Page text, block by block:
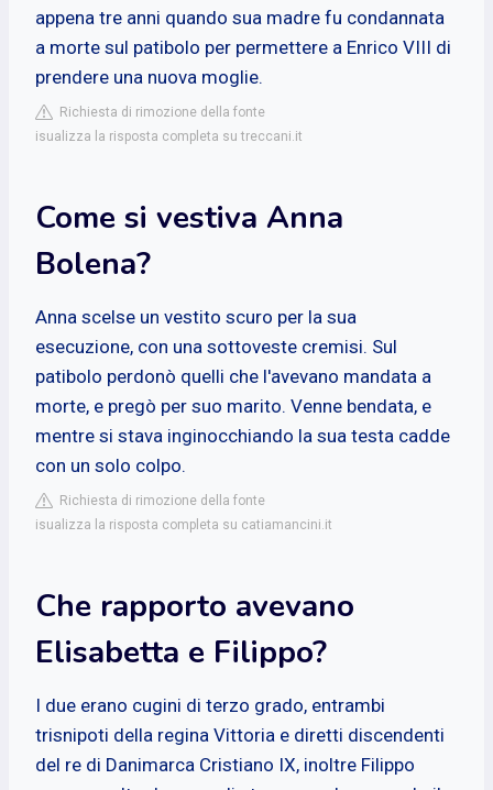
appena tre anni quando sua madre fu condannata
a morte sul patibolo per permettere a Enrico VIII di
prendere una nuova moglie.
Richiesta di rimozione della fonte
isualizza la risposta completa su treccani.it
Come si vestiva Anna
Bolena?
Anna scelse un vestito scuro per la sua
esecuzione, con una sottoveste cremisi. Sul
patibolo perdonò quelli che l'avevano mandata a
morte, e pregò per suo marito. Venne bendata, e
mentre si stava inginocchiando la sua testa cadde
con un solo colpo.
Richiesta di rimozione della fonte
isualizza la risposta completa su catiamancini.it
Che rapporto avevano
Elisabetta e Filippo?
I due erano cugini di terzo grado, entrambi
trisnipoti della regina Vittoria e diretti discendenti
del re di Danimarca Cristiano IX, inoltre Filippo